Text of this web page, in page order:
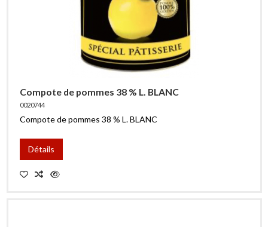
Compote de pommes 38 % L. BLANC
0020744
Compote de pommes 38 % L. BLANC
Détails